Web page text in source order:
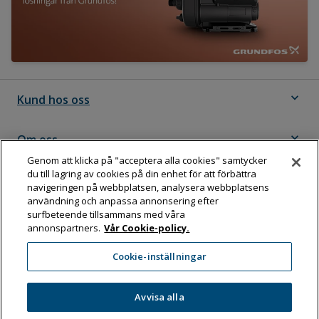
Kund hos oss expand_more
Om oss expand_more
Följ Dahl
Dahl Sverige AB
Box 11076, 161 11 BROMMA
Tel:08-583 595 00
Genom att klicka på "acceptera alla cookies" samtycker
du till lagring av cookies på din enhet för att förbättra
navigeringen på webbplatsen, analysera webbplatsens
användning och anpassa annonsering efter
surfbeteende tillsammans med våra
annonspartners. Vår Cookie-policy.
Cookie-inställningar
Avvisa alla